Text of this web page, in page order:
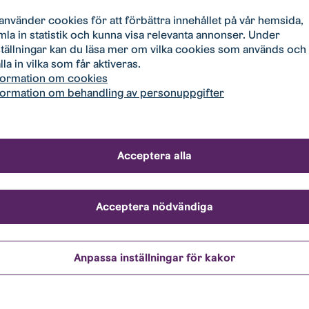
73 Typ/storlek:
Parkeringsplats Hyra: Tillträde:
Typ/storlek:
Varmgarage för
Motorcykel
Hyra:
213 kr/mån 2026-
6-54 Typ/storlek:
Parkering
motorvärmare
Hyra:
227 kr/mån
cookies för att förbättra innehållet på vår hemsida,
in statistik och kunna visa relevanta annonser. Under
kan du läsa mer om vilka cookies som används och
in vilka som får aktiveras.
om cookies
om behandling av personuppgifter
Anpassa inställningar för kakor
Acceptera nödvändiga
Acceptera alla